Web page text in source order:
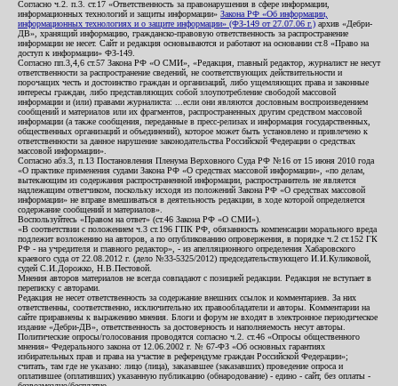
Согласно ч.2. п.3. ст.17 «Ответственность за правонарушения в сфере информации,
информационных технологий и защиты информации» Закона РФ «Об информации,
информационных технологиях и о защите информации» (ФЗ-149 от 27.07.06 г.) архив «Дебри-
ДВ», хранящий информацию, гражданско-правовую ответственность за распространение
информации не несет. Сайт и редакция основываются и работают на основании ст.8 «Право на
доступ к информации» ФЗ-149.
Согласно пп.3,4,6 ст.57 Закона РФ «О СМИ», «Редакция, главный редактор, журналист не несут
ответственности за распространение сведений, не соответствующих действительности и
порочащих честь и достоинство граждан и организаций, либо ущемляющих права и законные
интересы граждан, либо представляющих собой злоупотребление свободой массовой
информации и (или) правами журналиста: ...если они являются дословным воспроизведением
сообщений и материалов или их фрагментов, распространенных другим средством массовой
информации (а также сообщения, переданные в пресс-релизах и информация государственных,
общественных организаций и объединений), которое может быть установлено и привлечено к
ответственности за данное нарушение законодательства Российской Федерации о средствах
массовой информации».
Согласно абз.3, п.13 Постановления Пленума Верховного Суда РФ №16 от 15 июня 2010 года
«О практике применения судами Закона РФ «О средствах массовой информации», «по делам,
вытекающим из содержания распространенной информации, распространитель не является
надлежащим ответчиком, поскольку исходя из положений Закона РФ «О средствах массовой
информации» не вправе вмешиваться в деятельность редакции, в ходе которой определяется
содержание сообщений и материалов».
Воспользуйтесь «Правом на ответ» (ст.46 Закона РФ «О СМИ»).
«В соответствии с положением ч.3 ст.196 ГПК РФ, обязанность компенсации морального вреда
подлежит возложению на авторов, а по опубликованию опровержения, в порядке ч.2 ст.152 ГК
РФ - на учредителя и главного редактор», - из апелляционного определения Хабаровского
краевого суда от 22.08.2012 г. (дело №33-5325/2012) председательствующего И.И.Куликовой,
судей С.И.Дорожко, Н.В.Пестовой.
Мнения авторов материалов не всегда совпадают с позицией редакции. Редакция не вступает в
переписку с авторами.
Редакция не несет ответственность за содержание внешних ссылок и комментариев. За них
ответственны, соответственно, исключительно их правообладатели и авторы. Комментарии на
сайте приравнены к выражению мнения. Блоги и форум не входят в электронное периодическое
издание «Дебри-ДВ», ответственность за достоверность и наполняемость несут авторы.
Политические опросы/голосования проводятся согласно ч.2. ст.46 «Опросы общественного
мнения» Федерального закона от 12.06.2002 г. № 67-ФЗ «Об основных гарантиях
избирательных прав и права на участие в референдуме граждан Российской Федерации»;
считать, там где не указано: лицо (лица), заказавшее (заказавших) проведение опроса и
оплатившее (оплативших) указанную публикацию (обнародование) - едино - сайт, без оплаты -